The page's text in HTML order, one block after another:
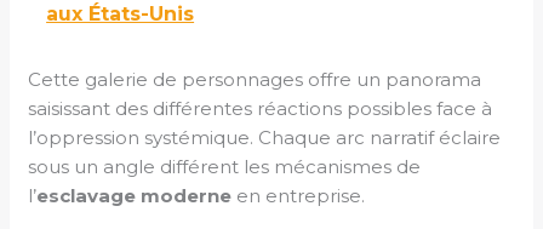
aux États-Unis
Cette galerie de personnages offre un panorama
saisissant des différentes réactions possibles face à
l’oppression systémique. Chaque arc narratif éclaire
sous un angle différent les mécanismes de
l’esclavage moderne en entreprise.